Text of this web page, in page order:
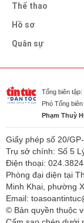
Thể thao
Hồ sơ
Quân sự
Tổng biên tập:
Phó Tổng biên
Phạm Thuỳ
Giấy phép số 20/
Trụ sở chính: Số 5
Điện thoại:
Phòng đại diện tại
Minh Khai, phường
Email:
© Bản quyền thuộc